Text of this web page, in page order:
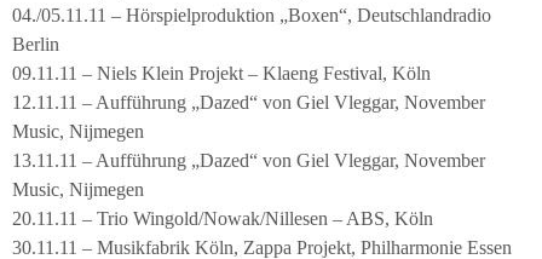
04./05.11.11 – Hörspielproduktion „Boxen“, Deutschlandradio
Berlin
09.11.11 – Niels Klein Projekt – Klaeng Festival, Köln
12.11.11 – Aufführung „Dazed“ von Giel Vleggar, November
Music, Nijmegen
13.11.11 – Aufführung „Dazed“ von Giel Vleggar, November
Music, Nijmegen
20.11.11 – Trio Wingold/Nowak/Nillesen – ABS, Köln
30.11.11 – Musikfabrik Köln, Zappa Projekt, Philharmonie Essen